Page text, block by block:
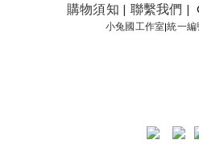
購物須知 | 聯繫我們 |
小兔國工作室|統一